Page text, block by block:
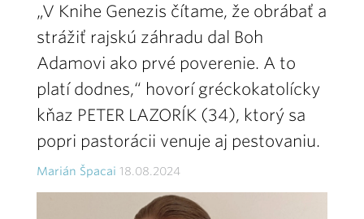
„V Knihe Genezis čítame, že obrábať a
strážiť rajskú záhradu dal Boh
Adamovi ako prvé poverenie. A to
platí dodnes,“ hovorí gréckokatolícky
kňaz PETER LAZORÍK (34), ktorý sa
popri pastorácii venuje aj pestovaniu.
Marián Špacai 18.08.2024